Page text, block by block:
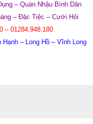
–Quán Nhậu Bình Dân
– Đặc Tiệc – Cưới Hỏi
– 01284.948.180
– Long Hồ – Vĩnh Long